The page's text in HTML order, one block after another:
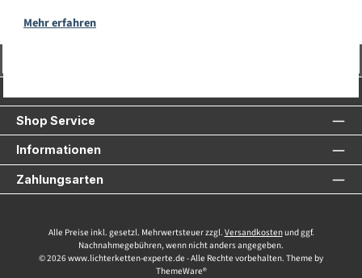
Mehr erfahren
Shop Service
Informationen
Zahlungsarten
Alle Preise inkl. gesetzl. Mehrwertsteuer zzgl. Versandkostenund ggf.
Nachnahmegebühren, wenn nicht anders angegeben.
© 2026 www.lichterketten-experte.de - Alle Rechte vorbehalten. Theme by
ThemeWare®